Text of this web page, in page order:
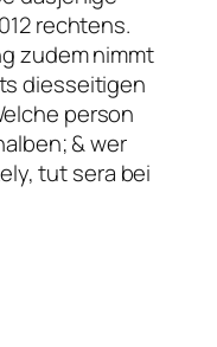
rechtens.
zudem nimmt
diesseitigen
person
& wer
tut sera bei